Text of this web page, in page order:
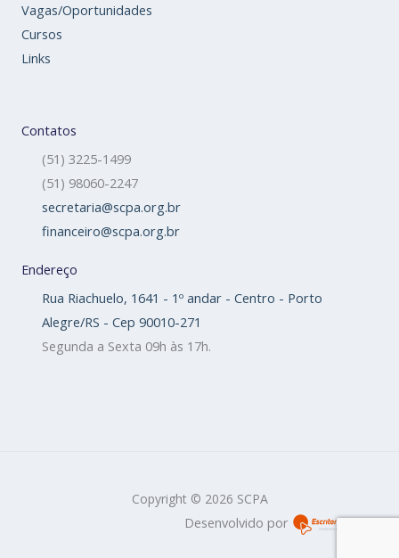
Vagas/Oportunidades
Cursos
Links
Contatos
(51) 3225-1499
(51) 98060-2247
secretaria@scpa.org.br
financeiro@scpa.org.br
Endereço
Rua Riachuelo, 1641 - 1º andar - Centro - Porto
Alegre/RS - Cep 90010-271
Segunda a Sexta 09h às 17h.
Copyright © 2026 SCPA
Desenvolvido por